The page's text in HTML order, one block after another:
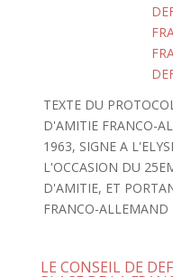
TEXTE DU
D'AMITIE FRANCO-
1963, SIGNE A
L'OCCASION DU
D'AMITIE, ET
FRANCO-ALLEMAND
LE CONSEIL DE